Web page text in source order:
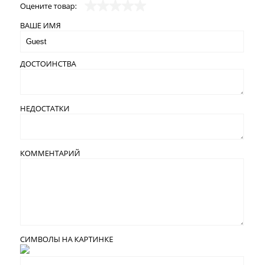
Оцените товар:
ВАШЕ ИМЯ
ДОСТОИНСТВА
НЕДОСТАТКИ
КОММЕНТАРИЙ
СИМВОЛЫ НА КАРТИНКЕ